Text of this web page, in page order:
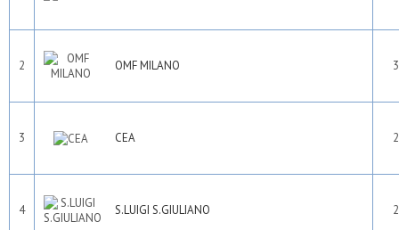
2 OMF MILANO
3 CEA
4 S.LUIGI S.GIULIANO